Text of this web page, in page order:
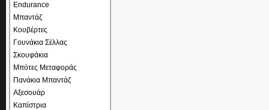
Endurance
Μπαντάζ
Κουβέρτες
Γουνάκια Σέλλας
Σκουφάκια
Μπότες Μεταφοράς
Πανάκια Μπαντάζ
Αξεσουάρ
Καπίστρια